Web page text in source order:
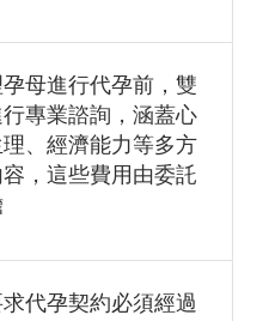
母進行代孕前，雙
專業諮詢，涵蓋心
、經濟能力等多方
，這些費用由委託
代孕契約必須經過